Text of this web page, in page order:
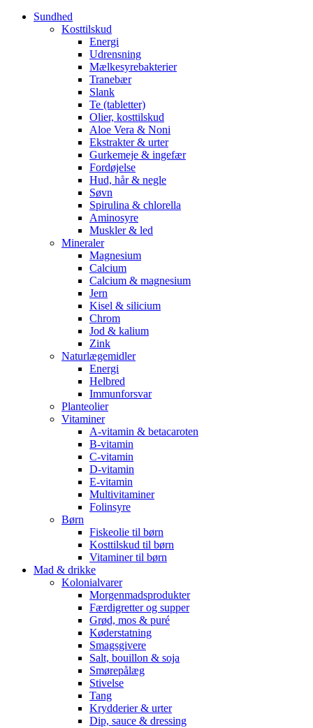
Sundhed
Kosttilskud
Energi
Udrensning
Mælkesyrebakterier
Tranebær
Slank
Te (tabletter)
Olier, kosttilskud
Aloe Vera & Noni
Ekstrakter & urter
Gurkemeje & ingefær
Fordøjelse
Hud, hår & negle
Søvn
Spirulina & chlorella
Aminosyre
Muskler & led
Mineraler
Magnesium
Calcium
Calcium & magnesium
Jern
Kisel & silicium
Chrom
Jod & kalium
Zink
Naturlægemidler
Energi
Helbred
Immunforsvar
Planteolier
Vitaminer
A-vitamin & betacaroten
B-vitamin
C-vitamin
D-vitamin
E-vitamin
Multivitaminer
Folinsyre
Børn
Fiskeolie til børn
Kosttilskud til børn
Vitaminer til børn
Mad & drikke
Kolonialvarer
Morgenmadsprodukter
Færdigretter og supper
Grød, mos & puré
Køderstatning
Smagsgivere
Salt, bouillon & soja
Smørepålæg
Stivelse
Tang
Krydderier & urter
Dip, sauce & dressing